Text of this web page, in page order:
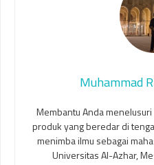
Muhammad
Membantu Anda
produk yang beredar di
menimba ilmu sebagai
Universitas Al-Azhar,